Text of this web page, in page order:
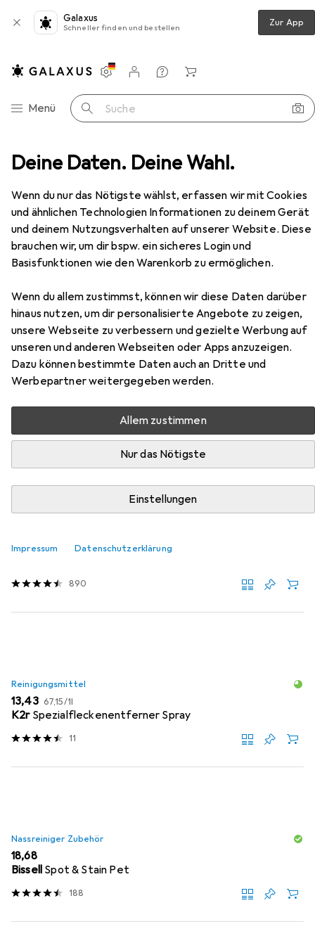
Deine Daten. Deine Wahl.
Wenn du nur das Nötigste wählst, erfassen wir mit Cookies
und ähnlichen Technologien Informationen zu deinem Gerät
und deinem Nutzungsverhalten auf unserer Website. Diese
brauchen wir, um dir bspw. ein sicheres Login und
Basisfunktionen wie den Warenkorb zu ermöglichen.
Wenn du allem zustimmst, können wir diese Daten darüber
hinaus nutzen, um dir personalisierte Angebote zu zeigen,
unsere Webseite zu verbessern und gezielte Werbung auf
unseren und anderen Webseiten oder Apps anzuzeigen.
Dazu können bestimmte Daten auch an Dritte und
Werbepartner weitergegeben werden.
Allem zustimmen
Nur das Nötigste
Einstellungen
Impressum Datenschutzerklärung
Galaxus
Schneller finden und bestellen Zur App
Navigation nach Kategorien
Menü Suche
Einstellungen
Kundenkonto
Vergleichslisten
Merklisten
Warenkorb
Snapstyle Hochflor Langflor Teppich Läufer Cottage
EUR
34,90
SnapstyleHochflor Langflor Teppich
Läufer Cottage
Zubehör für Snapstyle Hochflor
Langflor Teppich Läufer Cottage
Hier findest du passendes Zubehör zum Produkt
Snapstyle Hochflor Langflor Teppich Läufer Cottage aus
Relevanz
Produktliste
EUR
19,89
890
Reinigungsmittel
EUR
13,43 EUR
67,15/1l
K2r Spezialfleckenentferner Spray
11
Nassreiniger Zubehör
EUR
18,68
Bissell Spot & Stain Pet
188